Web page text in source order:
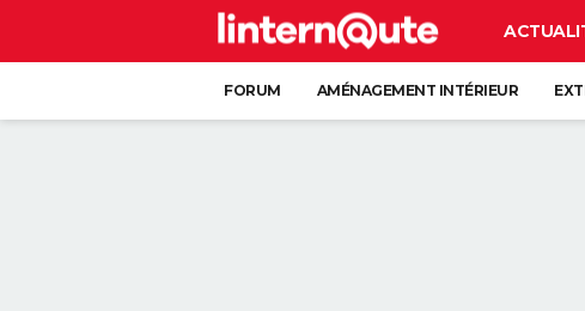
FORUM AMÉNAGEMENT INTÉRIEUR